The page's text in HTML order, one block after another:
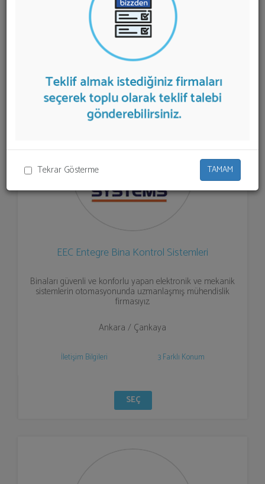
Tekrar Gösterme TAMAM
Çankaya'da
Yangın Söndürme Sistemleri
sunan firmalar aşağıda listelenmektedir.
Söndürme Sistemleriteklifi almak için listeden seçim
yapıp ya da "İlk 5 Firmadan Teklif İste" kısmından toplu
olarak teklif talebinizi firmalara aktarabilirsiniz.
EEC Entegre Bina Kontrol Sistemleri
Binaları güvenli ve konforlu yapan elektronik ve mekanik
sistemlerin otomasyonunda uzmanlaşmış mühendislik
firmasıyız.
Ankara / Çankaya
İletişim Bilgileri 3 Farklı Konum
SEÇ